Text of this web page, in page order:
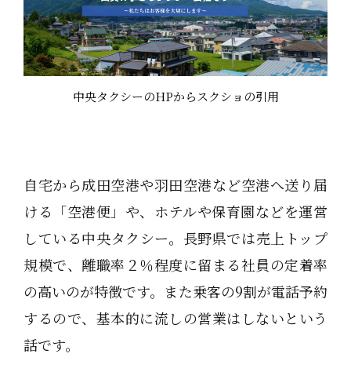
中央タクシーのHPからスクショの引用
自宅から成田空港や羽田空港など空港へ送り届
ける「空港便」や、ホテルや保育園などを運営
している中央タクシー。長野県では売上トップ
規模で、離職率２％程度に留まる社員の定着率
の高いのが特徴です。また乗客の9割が電話予約
するので、基本的に流しの営業はしないという
話です。